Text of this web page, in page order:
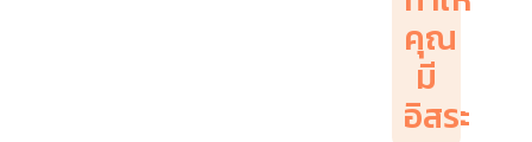
คุณ
มี
อิสระ